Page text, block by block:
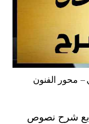
محور الفنون
شرح نصوص